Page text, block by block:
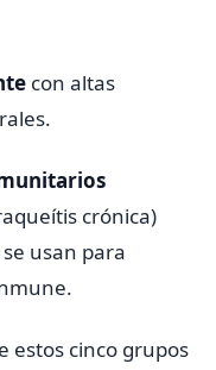
con altas
crónica)
usan para
estos cinco grupos